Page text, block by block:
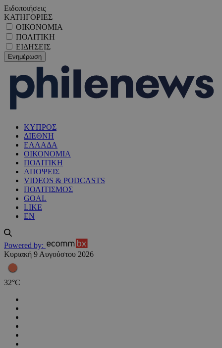
Ειδοποιήσεις
ΚΑΤΗΓΟΡΙΕΣ
ΟΙΚΟΝΟΜΙΑ
ΠΟΛΙΤΙΚΗ
ΕΙΔΗΣΕΙΣ
ΚΥΠΡΟΣ
ΔΙΕΘΝΗ
ΕΛΛΑΔΑ
ΟΙΚΟΝΟΜΙΑ
ΠΟΛΙΤΙΚΗ
ΑΠΟΨΕΙΣ
VIDEOS & PODCASTS
ΠΟΛΙΤΙΣΜΟΣ
GOAL
LIKE
EN
Powered by:
Κυριακή 9 Αυγούστου 2026
32°C